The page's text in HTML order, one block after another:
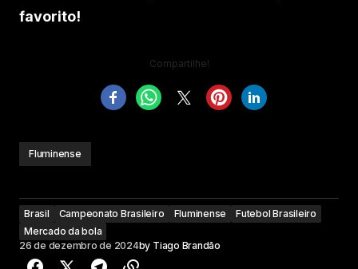
favorito!
Compartilhe!
Fluminense
Brasil Campeonato Brasileiro Fluminense
Futebol Brasileiro
Mercado da bola
26 de dezembro de 2024by Tiago Brandão